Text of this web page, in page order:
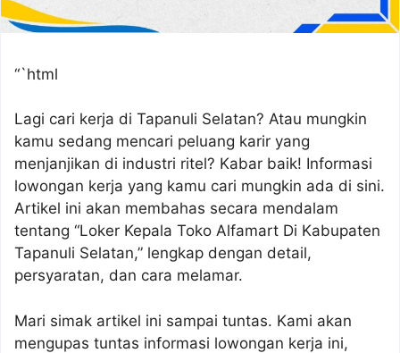
“`html
Lagi cari kerja di Tapanuli Selatan? Atau mungkin
kamu sedang mencari peluang karir yang
menjanjikan di industri ritel? Kabar baik! Informasi
lowongan kerja yang kamu cari mungkin ada di sini.
Artikel ini akan membahas secara mendalam
tentang “Loker Kepala Toko Alfamart Di Kabupaten
Tapanuli Selatan,” lengkap dengan detail,
persyaratan, dan cara melamar.
Mari simak artikel ini sampai tuntas. Kami akan
mengupas tuntas informasi lowongan kerja ini,